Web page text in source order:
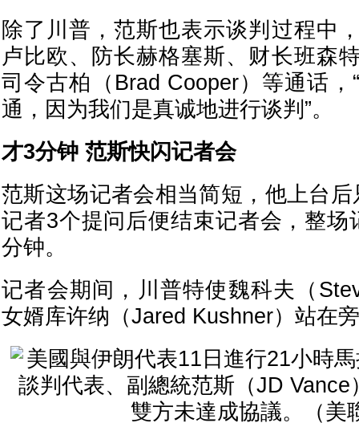
除了川普，范斯也表示谈判过程中
卢比欧、防长赫格塞斯、财长班森
司令古柏（Brad Cooper）等通话，
通，因为我们是真诚地进行谈判”。
才3分钟 范斯快闪记者会
范斯这场记者会相当简短，他上台
记者3个提问后便结束记者会，整场
分钟。
记者会期间，川普特使魏科夫（
女婿库许纳（Jared Kushner）站在